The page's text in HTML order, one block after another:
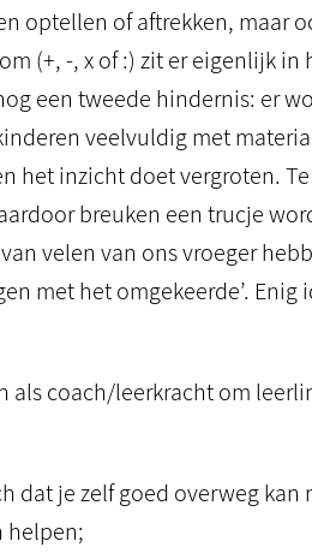
optellen of aftrekken, maar
(+, -, x of :) zit er eigenlijk in
een tweede hindernis: er
veelvuldig met
het inzicht doet vergroten.
breuken een trucje
velen van ons vroeger
met het omgekeerde’.
als coach/leerkracht om
dat je zelf goed overweg
helpen;